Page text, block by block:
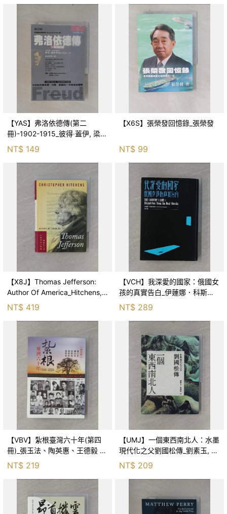
【YAS】弗洛依德傳(第二
冊)-1902-1915_彼得‧蓋伊, 梁
永，李宜澤等
NT$ 149
【X6S】張榮發回憶錄_張榮發
NT$ 99
【X8J】Thomas Jefferson:
Author Of America_Hitchens,
Christopher
NT$ 419
【VCH】我深愛的國家：俄國女
孩的真實告白_伊蓮娜．科斯秋
琴科, 胡宗香
NT$ 289
【VBV】紮根臺灣六十年(第四
冊)_張玉法、陶英惠、王德毅 編
著
NT$ 219
【UMJ】一個東西南北人：水墨
現代化之父劉國松傳_劉素玉, 張
孟起
NT$ 209